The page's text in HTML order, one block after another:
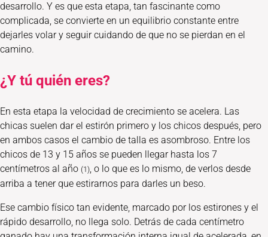
desarrollo. Y es que esta etapa, tan fascinante como
complicada, se convierte en un equilibrio constante entre
dejarles volar y seguir cuidando de que no se pierdan en el
camino.
¿Y tú quién eres?
En esta etapa la velocidad de crecimiento se acelera. Las
chicas suelen dar el estirón primero y los chicos después, pero
en ambos casos el cambio de talla es asombroso. Entre los
chicos de 13 y 15 años se pueden llegar hasta los 7
centímetros al año (1), o lo que es lo mismo, de verlos desde
arriba a tener que estirarnos para darles un beso.
Ese cambio físico tan evidente, marcado por los estirones y el
rápido desarrollo, no llega solo. Detrás de cada centímetro